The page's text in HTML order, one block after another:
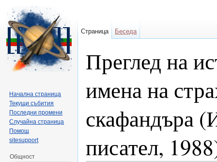
Преглед на
имена на
скафандъра
писател,
Страница Беседа
Начална страница
Текущи събития
Последни промени
Случайна страница
Помощ
sitesupport
Общност